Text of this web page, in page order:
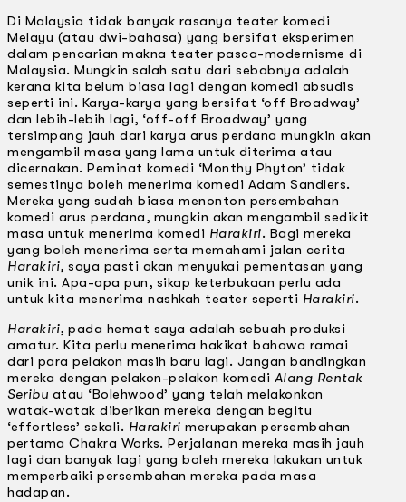
Di Malaysia tidak banyak rasanya teater komedi
Melayu (atau dwi-bahasa) yang bersifat eksperimen
dalam pencarian makna teater pasca-modernisme di
Malaysia. Mungkin salah satu dari sebabnya adalah
kerana kita belum biasa lagi dengan komedi absudis
seperti ini. Karya-karya yang bersifat ‘off Broadway’
dan lebih-lebih lagi, ‘off-off Broadway’ yang
tersimpang jauh dari karya arus perdana mungkin akan
mengambil masa yang lama untuk diterima atau
dicernakan. Peminat komedi ‘Monthy Phyton’ tidak
semestinya boleh menerima komedi Adam Sandlers.
Mereka yang sudah biasa menonton persembahan
komedi arus perdana, mungkin akan mengambil sedikit
masa untuk menerima komedi Harakiri. Bagi mereka
yang boleh menerima serta memahami jalan cerita
Harakiri, saya pasti akan menyukai pementasan yang
unik ini. Apa-apa pun, sikap keterbukaan perlu ada
untuk kita menerima nashkah teater seperti Harakiri.
Harakiri, pada hemat saya adalah sebuah produksi
amatur. Kita perlu menerima hakikat bahawa ramai
dari para pelakon masih baru lagi. Jangan bandingkan
mereka dengan pelakon-pelakon komedi Alang Rentak
Seribu atau ‘Bolehwood’ yang telah melakonkan
watak-watak diberikan mereka dengan begitu
‘effortless’ sekali. Harakiri merupakan persembahan
pertama Chakra Works. Perjalanan mereka masih jauh
lagi dan banyak lagi yang boleh mereka lakukan untuk
memperbaiki persembahan mereka pada masa
hadapan.